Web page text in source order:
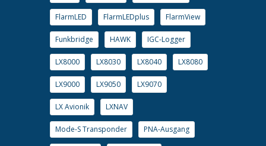
FlarmLED FlarmLEDplus FlarmView
Funkbridge HAWK IGC-Logger
LX8000 LX8030 LX8040 LX8080
LX9000 LX9050 LX9070
LX Avionik LXNAV
Mode-S Transponder PNA-Ausgang